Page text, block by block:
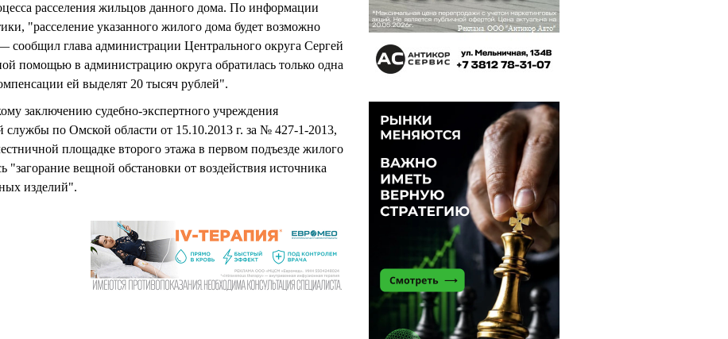
расселения жильцов данного дома. По информации
"расселение указанного жилого дома будет возможно
сообщил глава администрации Центрального округа Сергей
в администрацию округа обратилась только одна
ей выделят 20 тысяч рублей".
заключению судебно-экспертного учреждения
по Омской области от 15.10.2013 г. за № 427-1-2013,
площадке второго этажа в первом подъезде жилого
вещной обстановки от воздействия источника
изделий".